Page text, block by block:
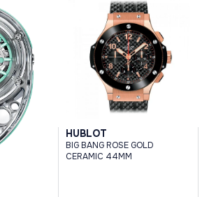
HUBLOT
BIG BANG ROSE GOLD
CERAMIC 44MM